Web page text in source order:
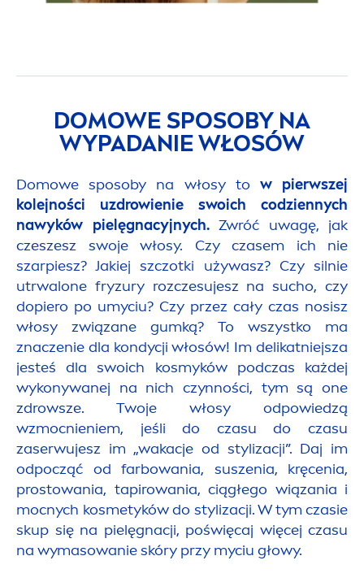
DOMOWE SPOSOBY NA
WYPADANIE WŁOSÓW
Domowe sposoby na włosy to w pierwszej
kolejności uzdrowienie swoich codziennych
nawyków pielęgnacyjnych.Zwróć uwagę, jak
czeszesz swoje włosy. Czy czasem ich nie
szarpiesz? Jakiej szczotki używasz? Czy silnie
utrwalone fryzury rozczesujesz na sucho, czy
dopiero po umyciu? Czy przez cały czas nosisz
włosy związane gumką? To wszystko ma
znaczenie dla kondycji włosów! Im delikatniejsza
jesteś dla swoich kosmyków podczas każdej
wykonywanej na nich czynności, tym są one
zdrowsze. Twoje włosy odpowiedzą
wzmocnieniem, jeśli do czasu do czasu
zaserwujesz im „wakacje od stylizacji”. Daj im
odpocząć od farbowania, suszenia, kręcenia,
prostowania, tapirowania, ciągłego wiązania i
mocnych kosmetyków do stylizacji. W tym czasie
skup się na pielęgnacji, poświęcaj więcej czasu
na wymasowanie skóry przy myciu głowy.